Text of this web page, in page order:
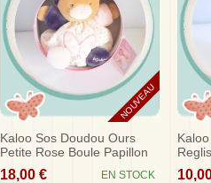
NOUVEAU
Kaloo Sos Doudou Ours
Petite Rose Boule Papillon
Violet Rose
18,00 € EN STOCK